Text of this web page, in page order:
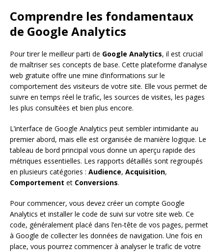
Comprendre les fondamentaux
de Google Analytics
Pour tirer le meilleur parti de Google Analytics, il est crucial
de maîtriser ses concepts de base. Cette plateforme d’analyse
web gratuite offre une mine d’informations sur le
comportement des visiteurs de votre site. Elle vous permet de
suivre en temps réel le trafic, les sources de visites, les pages
les plus consultées et bien plus encore.
L’interface de Google Analytics peut sembler intimidante au
premier abord, mais elle est organisée de manière logique. Le
tableau de bord principal vous donne un aperçu rapide des
métriques essentielles. Les rapports détaillés sont regroupés
en plusieurs catégories : Audience, Acquisition,
Comportement et Conversions.
Pour commencer, vous devez créer un compte Google
Analytics et installer le code de suivi sur votre site web. Ce
code, généralement placé dans l’en-tête de vos pages, permet
à Google de collecter les données de navigation. Une fois en
place, vous pourrez commencer à analyser le trafic de votre